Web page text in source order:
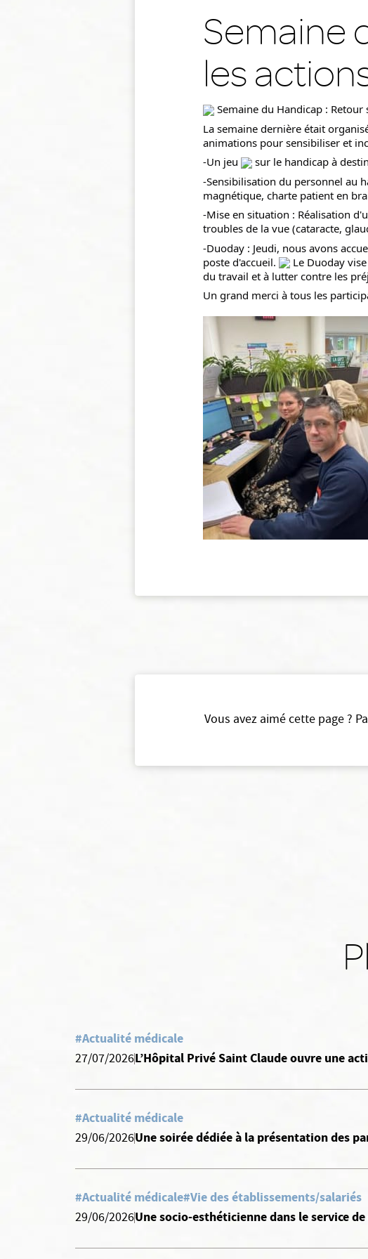
Semaine
les
Semaine du Handicap :
La semaine dernière était
animations pour sensibiliser et
-Un jeu
sur le handicap à
-Sensibilisation du personnel au
magnétique, charte patient en
-Mise en situation : Réalisation
troubles de la vue (cataracte,
-Duoday : Jeudi, nous avons
poste d'accueil.
Le Duoday
du travail et à lutter contre les
Un grand merci à tous les
Vous avez aimé cette page ?
#Actualité médicale
27/07/2026L’Hôpital Privé Saint Claude ouvre une
#Actualité médicale
29/06/2026Une soirée dédiée à la présentation des
#Actualité médicale#Vie des établissements/salariés
29/06/2026Une socio-esthéticienne dans le service